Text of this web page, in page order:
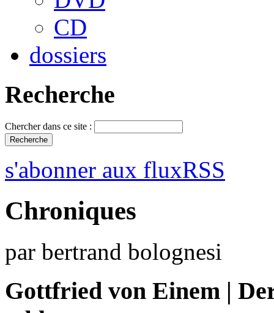
CD
dossiers
Recherche
Chercher dans ce site :
s'abonner aux fluxRSS
Chroniques
par bertrand bolognesi
Gottfried von Einem |